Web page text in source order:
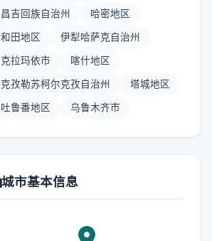
昌吉回族自治州 哈密地区
和田地区 伊犁哈萨克自治州
克拉玛依市 喀什地区
克孜勒苏柯尔克孜自治州 塔城地区
吐鲁番地区 乌鲁木齐市
城市基本信息